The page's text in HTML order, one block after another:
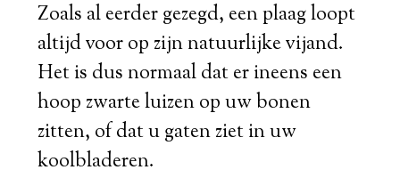
Zoals al eerder gezegd, een plaag loopt
altijd voor op zijn natuurlijke vijand.
Het is dus normaal dat er ineens een
hoop zwarte luizen op uw bonen
zitten, of dat u gaten ziet in uw
koolbladeren.